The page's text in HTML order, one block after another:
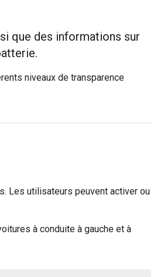
que des informations sur
niveaux de transparence
Les utilisateurs peuvent activer ou
à conduite à gauche et à